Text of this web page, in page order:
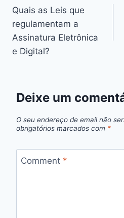
de
artigos
Quais as Leis que
regulamentam a
Assinatura Eletrônica
e Digital?
Deixe um
O seu endereço de email não
obrigatórios marcados com *
Comment *